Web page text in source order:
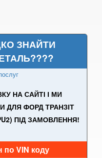
ЗНАЙТИ
НА САЙТІ І МИ
ДЛЯ ФОРД ТРАНЗІТ
ПІД ЗАМОВЛЕННЯ!
по VIN коду